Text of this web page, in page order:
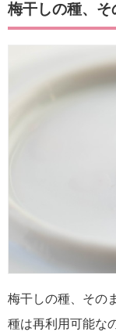
梅干しの種、そ
梅干しの種、その
種は再利用可能な